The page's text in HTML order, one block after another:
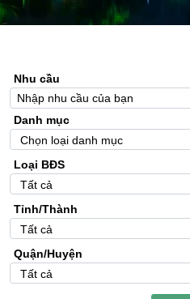
Nhu cầu
Danh mục
Loại BĐS
Tỉnh/Thành
Quận/Huyện